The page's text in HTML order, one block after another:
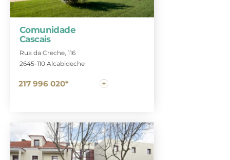
Comunidade
Cascais
Rua da Creche, 116
2645-110 Alcabideche
217 996 020*